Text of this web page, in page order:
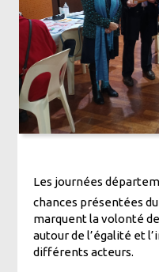
Les journées
chances présentées
marquent la volonté
autour de l’égalité et
différents acteurs.